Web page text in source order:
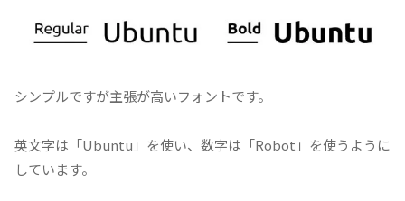
シンプルですが主張が高いフォントです。
英文字は「Ubuntu」を使い、数字は「Robot」を使うように
しています。